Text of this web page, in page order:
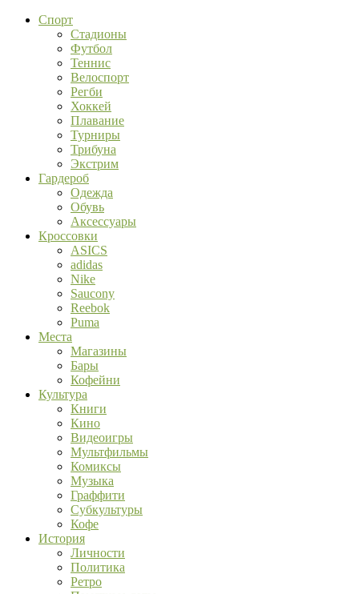
Спорт
Стадионы
Футбол
Теннис
Велоспорт
Регби
Хоккей
Плавание
Турниры
Трибуна
Экстрим
Гардероб
Одежда
Обувь
Аксессуары
Кроссовки
ASICS
adidas
Nike
Saucony
Reebok
Puma
Места
Магазины
Бары
Кофейни
Культура
Книги
Кино
Видеоигры
Мультфильмы
Комиксы
Музыка
Граффити
Субкультуры
Кофе
История
Личности
Политика
Ретро